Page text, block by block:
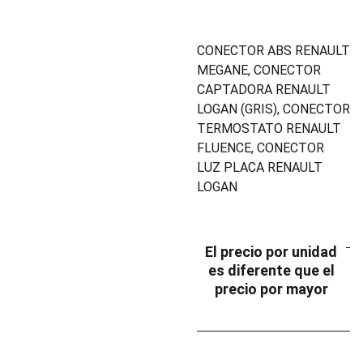
CONECTOR ABS RENAULT
MEGANE, CONECTOR
CAPTADORA RENAULT
LOGAN (GRIS), CONECTOR
TERMOSTATO RENAULT
FLUENCE, CONECTOR
LUZ PLACA RENAULT
LOGAN
El precio por unidad
es diferente que el
precio por mayor